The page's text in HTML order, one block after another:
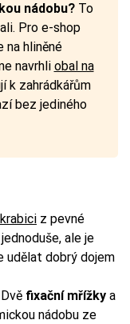
nádobu? To
Pro e-shop
na hliněné
navrhli obal na
k zahrádkářům
bez jediného
z pevné
ale je
udělat dobrý dojem
fixační mřížky a
nádobu ze